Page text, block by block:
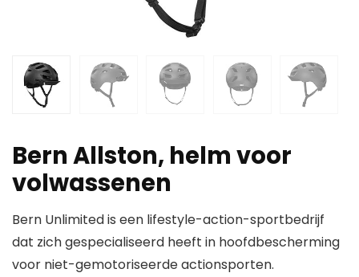
Bern Allston, helm voor
volwassenen
Bern Unlimited is een lifestyle-action-sportbedrijf
dat zich gespecialiseerd heeft in hoofdbescherming
voor niet-gemotoriseerde actionsporten.